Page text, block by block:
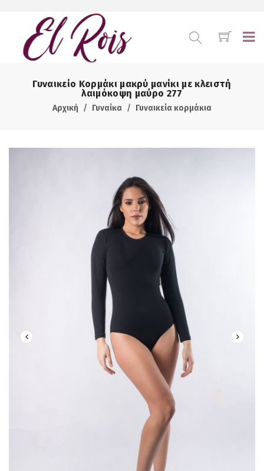
Γυναικείο Κορμάκι μακρύ μανίκι με κλειστή
λαιμόκοψη μαύρο 277
Αρχική Γυναίκα Γυναικεία κορμάκια